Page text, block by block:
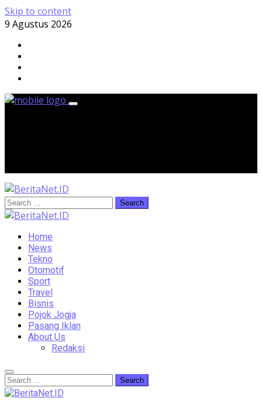
Skip to content
9 Agustus 2026
Home
News
Tekno
Otomotif
Sport
Travel
Bisnis
Pojok Jogja
Pasang Iklan
About Us
Redaksi